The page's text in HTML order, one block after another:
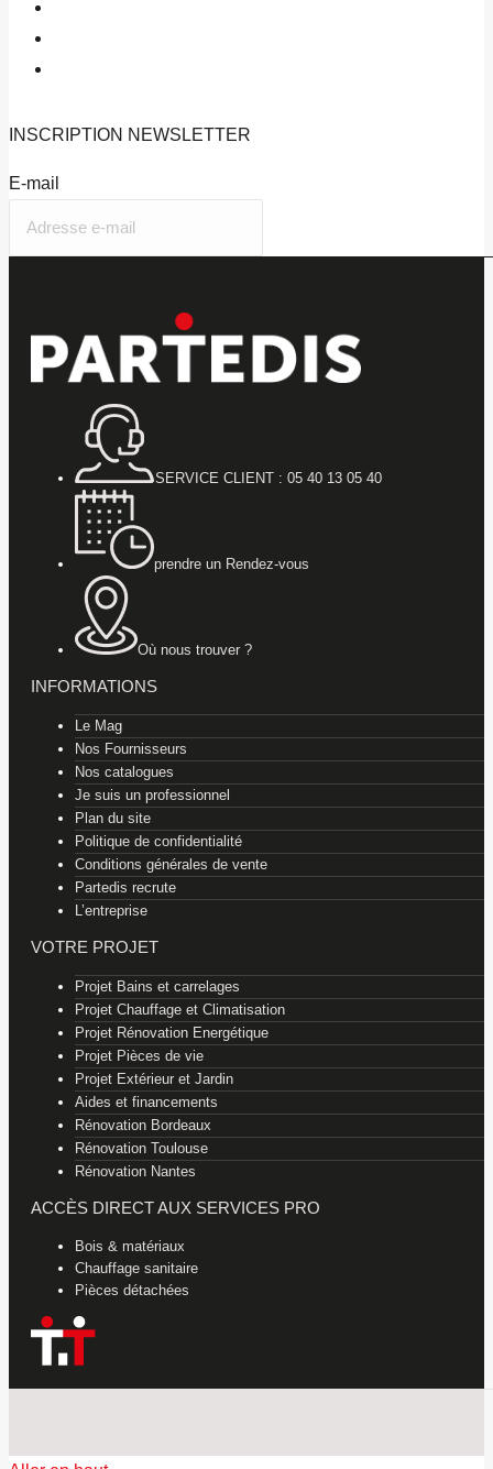
INSCRIPTION NEWSLETTER
E-mail
SERVICE CLIENT : 05 40 13 05 40
prendre un Rendez-vous
Où nous trouver ?
INFORMATIONS
Le Mag
Nos Fournisseurs
Nos catalogues
Je suis un professionnel
Plan du site
Politique de confidentialité
Conditions générales de vente
Partedis recrute
L’entreprise
VOTRE PROJET
Projet Bains et carrelages
Projet Chauffage et Climatisation
Projet Rénovation Energétique
Projet Pièces de vie
Projet Extérieur et Jardin
Aides et financements
Rénovation Bordeaux
Rénovation Toulouse
Rénovation Nantes
ACCÈS DIRECT AUX SERVICES PRO
Bois & matériaux
Chauffage sanitaire
Pièces détachées